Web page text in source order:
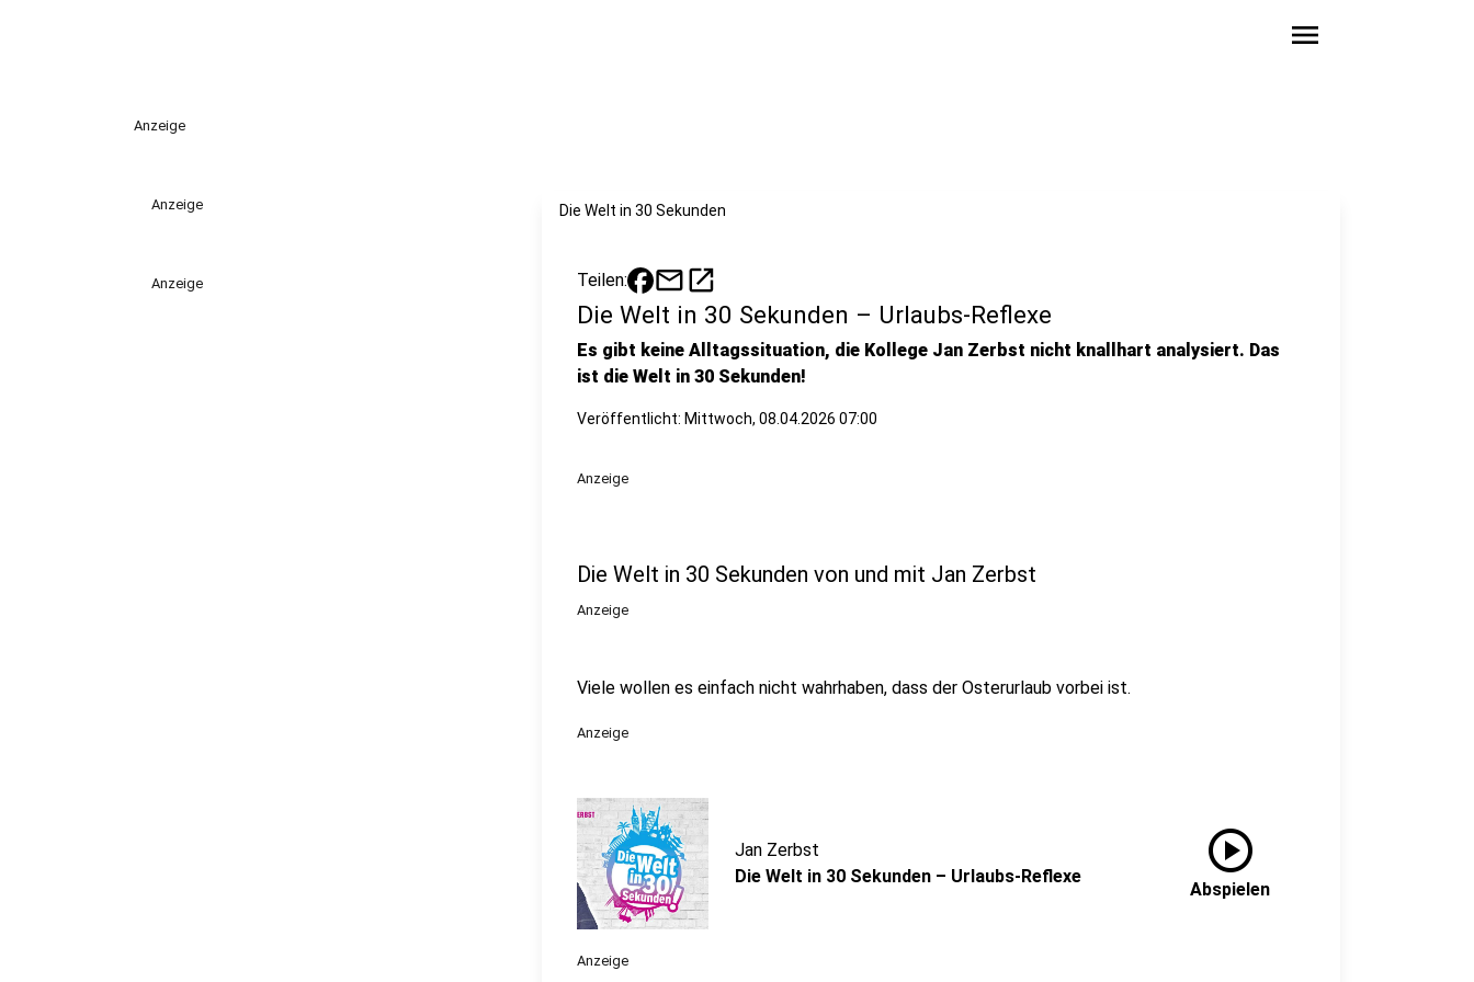
menu
Anzeige
Anzeige
Anzeige
Die Welt in 30 Sekunden
Teilen: mailopen_in_new
Die Welt in 30 Sekunden – Urlaubs-Reflexe
Es gibt keine Alltagssituation, die Kollege Jan Zerbst nicht knallhart analysiert. Das
ist die Welt in 30 Sekunden!
Veröffentlicht: Mittwoch, 08.04.2026 07:00
Anzeige
Die Welt in 30 Sekunden von und mit Jan Zerbst
Anzeige
Viele wollen es einfach nicht wahrhaben, dass der Osterurlaub vorbei ist.
Anzeige
Jan Zerbst
Die Welt in 30 Sekunden – Urlaubs-Reflexe
play_circle
Abspielen
Anzeige